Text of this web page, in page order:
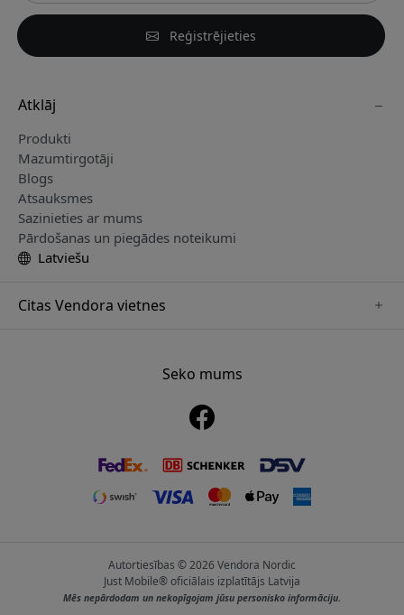
Reģistrējieties
Atklāj
Produkti
Mazumtirgotāji
Blogs
Atsauksmes
Sazinieties ar mums
Pārdošanas un piegādes noteikumi
Latviešu
Citas Vendora vietnes
www.nordicsmartlight.seSeko mums
Autortiesības © 2026 Vendora Nordic
Just Mobile® oficiālais izplatītājs Latvija
Mēs nepārdodam un nekopīgojam jūsu personisko informāciju.